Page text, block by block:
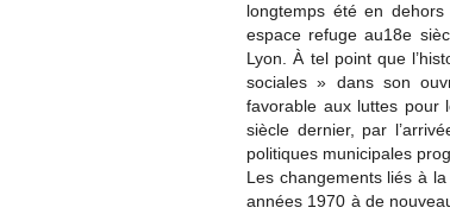
longtemps été en
espace refuge au18e
Lyon. À tel point que
sociales » dans son
favorable aux luttes pour
siècle dernier, par
politiques municipales
Les changements liés à
années 1970 à de